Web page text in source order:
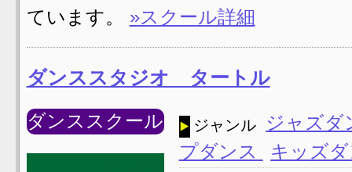
ています。 »スクール詳細
ダンススタジオ タートル
ダンススクール ジャンル
ジャズ
プダンス
キッズ